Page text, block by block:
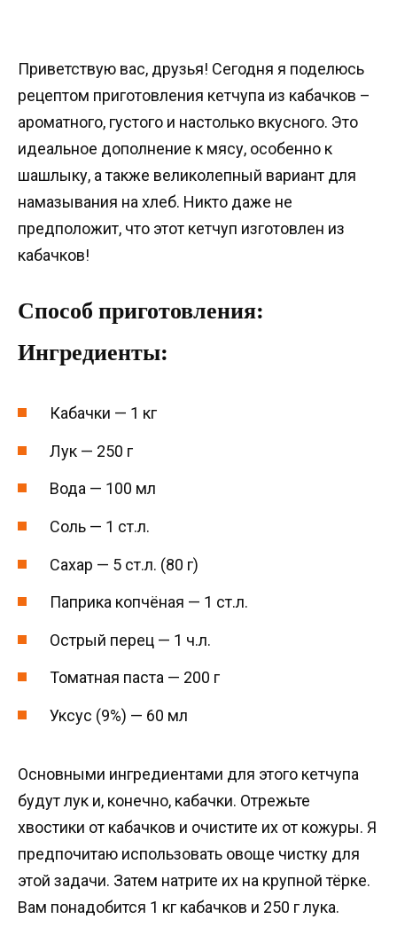
Приветствую вас, друзья! Сегодня я поделюсь
рецептом приготовления кетчупа из кабачков –
ароматного, густого и настолько вкусного. Это
идеальное дополнение к мясу, особенно к
шашлыку, а также великолепный вариант для
намазывания на хлеб. Никто даже не
предположит, что этот кетчуп изготовлен из
кабачков!
Способ приготовления:
Ингредиенты:
Кабачки — 1 кг
Лук — 250 г
Вода — 100 мл
Соль — 1 ст.л.
Сахар — 5 ст.л. (80 г)
Паприка копчёная — 1 ст.л.
Острый перец — 1 ч.л.
Томатная паста — 200 г
Уксус (9%) — 60 мл
Основными ингредиентами для этого кетчупа
будут лук и, конечно, кабачки. Отрежьте
хвостики от кабачков и очистите их от кожуры. Я
предпочитаю использовать овоще чистку для
этой задачи. Затем натрите их на крупной тёрке.
Вам понадобится 1 кг кабачков и 250 г лука.